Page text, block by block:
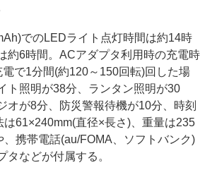
でのLEDライト点灯時間は約14時
約6時間。ACアダプタ利用時の充電時
で1分間(約120～150回転)回した場
ト照明が38分、ランタン照明が30
オが8分、防災警報待機が10分、時刻
61×240mm(直径×長さ)、重量は235
携帯電話(au/FOMA、ソフトバンク)
タなどが付属する。